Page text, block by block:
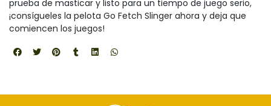
prueba de masticar y listo para un tiempo de juego serio,
¡consígueles la pelota Go Fetch Slinger ahora y deja que
comiencen los juegos!